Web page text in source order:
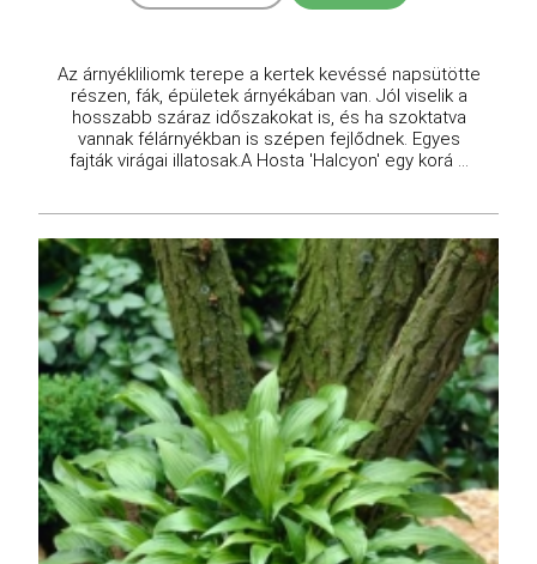
Az árnyékliliomk terepe a kertek kevéssé napsütötte
részen, fák, épületek árnyékában van. Jól viselik a
hosszabb száraz időszakokat is, és ha szoktatva
vannak félárnyékban is szépen fejlődnek. Egyes
fajták virágai illatosak.A Hosta 'Halcyon' egy korá ...